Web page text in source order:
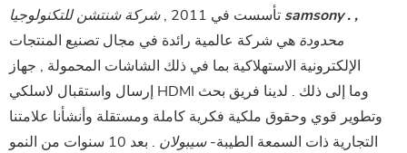
تأسست في 2011 ,
شركة شنتشن للتكنولوجيا samsony . ,
محدودة هي شركة عالمية رائدة في مجال تصنيع المنتجات
الإلكترونية الاستهلاكية بما في ذلك الشاشات المحمولة , جهاز
إرسال واستقبال لاسلكي HDMI وما إلى ذلك . لدينا فريق بحث
وتطوير قوي وحقوق ملكية فكرية كاملة ومستقلة وأنشأنا علامتنا
التجارية ذات السمعة الطيبة-سيبولان
. بعد 10 سنوات من النمو